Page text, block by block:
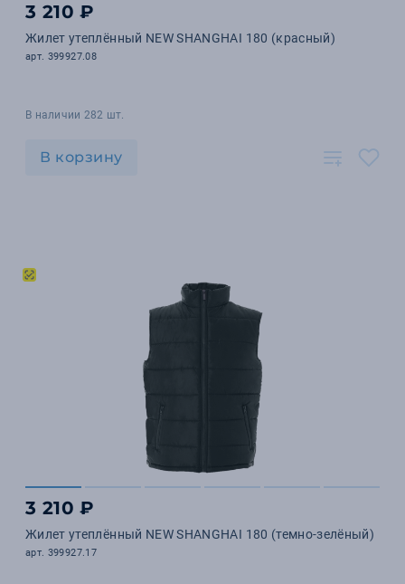
3 210 ₽
Жилет утеплённый NEW SHANGHAI 180 (красный)
арт. 399927.08
В наличии 282 шт.
В корзину
3 210 ₽
Жилет утеплённый NEW SHANGHAI 180 (темно-зелёный)
арт. 399927.17